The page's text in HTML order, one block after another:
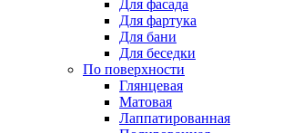
Для фасада
Для фартука
Для бани
Для беседки
По поверхности
Глянцевая
Матовая
Лаппатированная